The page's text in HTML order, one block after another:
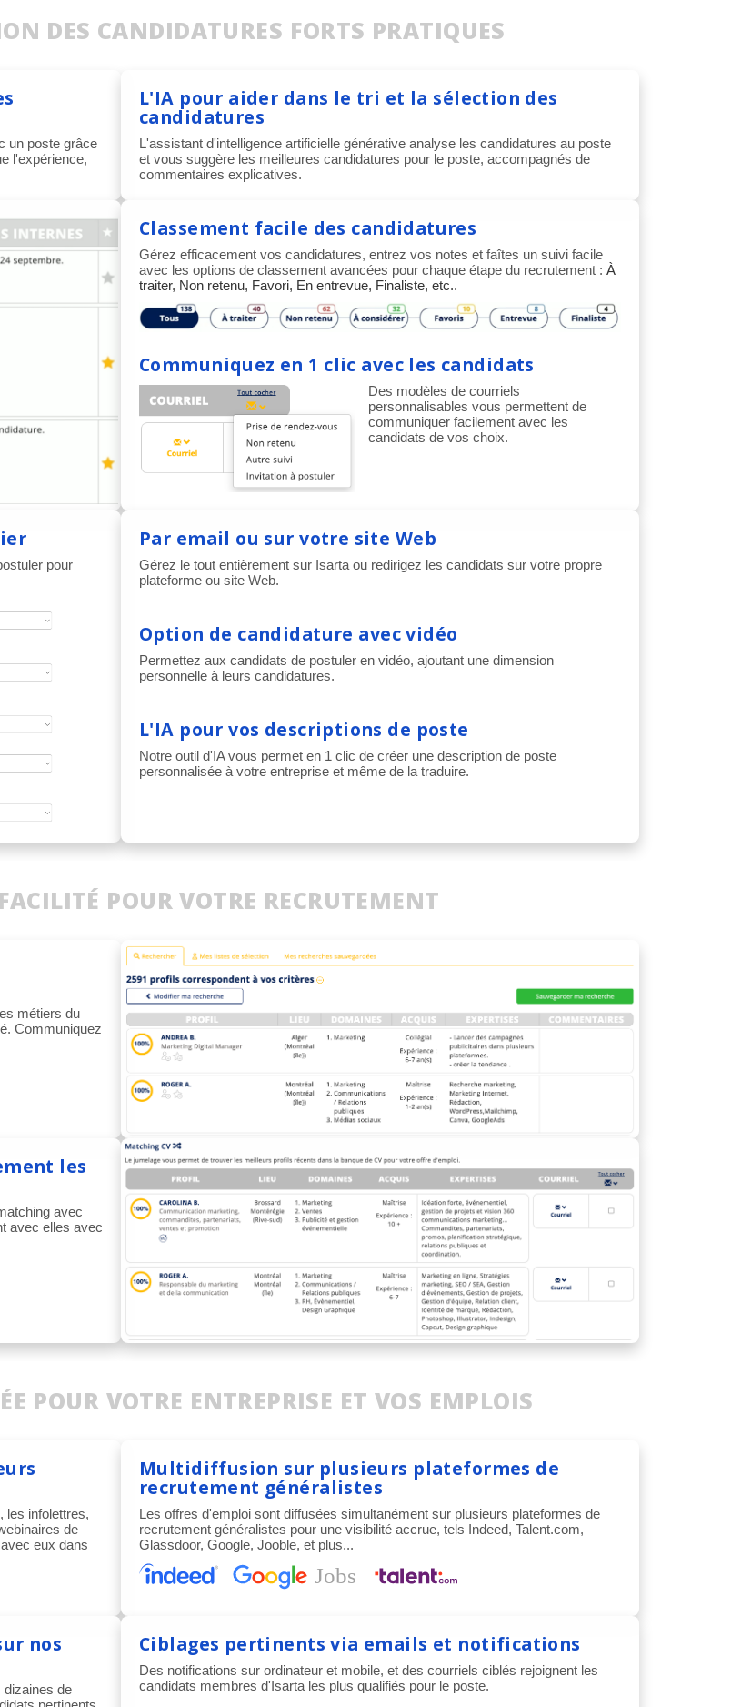
DES CANDIDATURES FORTS PRATIQUES
un poste grâce
l'expérience,
L'IA pour aider dans le tri et la sélection des
candidatures
L'assistant d'intelligence artificielle générative analyse les candidatures au poste
et vous suggère les meilleures candidatures pour le poste, accompagnés de
commentaires explicatives.
Classement facile des candidatures
Gérez efficacement vos candidatures, entrez vos notes et faîtes un suivi facile
avec les options de classement avancées pour chaque étape du recrutement : À
traiter, Non retenu, Favori, En entrevue, Finaliste, etc..
Communiquez en 1 clic avec les candidats
Des modèles de courriels
personnalisables vous permettent de
communiquer facilement avec les
candidats de vos choix.
pour
Par email ou sur votre site Web
Gérez le tout entièrement sur Isarta ou redirigez les candidats sur votre propre
plateforme ou site Web.
Option de candidature avec vidéo
Permettez aux candidats de postuler en vidéo, ajoutant une dimension
personnelle à leurs candidatures.
L'IA pour vos descriptions de poste
Notre outil d'IA vous permet en 1 clic de créer une description de poste
personnalisée à votre entreprise et même de la traduire.
POUR VOTRE RECRUTEMENT
métiers du
Communiquez
les
avec
avec elles avec
POUR VOTRE ENTREPRISE ET VOS EMPLOIS
les infolettres,
de
eux dans
Multidiffusion sur plusieurs plateformes de
recrutement généralistes
Les offres d'emploi sont diffusées simultanément sur plusieurs plateformes de
recrutement généralistes pour une visibilité accrue, tels Indeed, Talent.com,
Glassdoor, Google, Jooble, et plus...
nos
dizaines de
Ciblages pertinents via emails et notifications
Des notifications sur ordinateur et mobile, et des courriels ciblés rejoignent les
candidats membres d'Isarta les plus qualifiés pour le poste.